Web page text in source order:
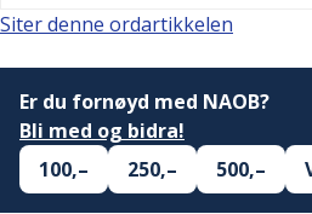
Siter denne ordartikkelen
Er du fornøyd med NAOB?
Bli med og bidra!
100,–
250,– 500,–